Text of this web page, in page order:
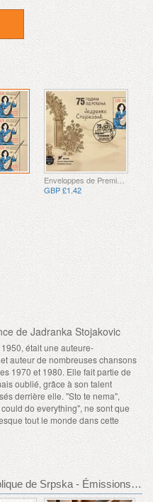
Enveloppes de Premier Jour
GBP £1.42
de Jadranka Stojakovic
était une auteure-
auteur de nombreuses chansons
1970 et 1980. Elle fait partie de
oublié, grâce à son talent
derrière elle. "Sto te nema",
do everything", ne sont que
tout le monde dans cette
Bosnie-Herzégovine - République de Srpska - Émissions de timbre recommandées